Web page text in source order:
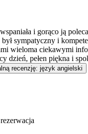
i gorąco ją
sympatyczny i
wieloma ciekawymi
dzień, pełen piękna i
recenzję: język angielski